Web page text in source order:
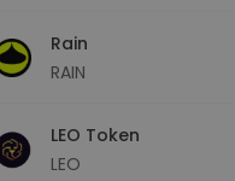
Rain
RAIN
LEO Token
LEO